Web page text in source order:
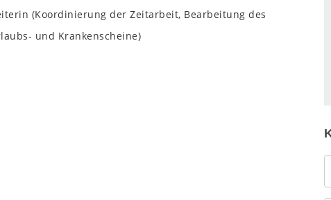
(Koordinierung der Zeitarbeit, Bearbeitung des
und Krankenscheine)